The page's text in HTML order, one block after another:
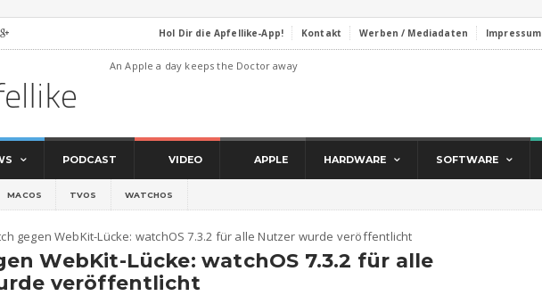
 Hol Dir die Apfellike-App! Kontakt Werben / Mediadaten Impressum
An Apple a day keeps the Doctor away
PODCAST VIDEO APPLE HARDWARE SOFTWARE
MACOS TVOS WATCHOS
gegen WebKit-Lücke: watchOS 7.3.2 für alle Nutzer wurde veröffentlicht
WebKit-Lücke: watchOS 7.3.2 für alle
veröffentlicht